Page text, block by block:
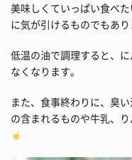
美味しくていっぱい食べ
に気が引けるものでもあり
低温の油で調理すると、
なくなります。
また、食事終わりに、臭
の含まれるものや牛乳、